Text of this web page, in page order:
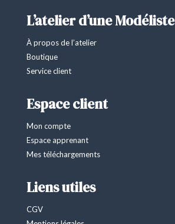
L’atelier d’une Modéliste
À propos de l’atelier
Boutique
Service client
Espace client
Mon compte
Espace apprenant
Mes téléchargements
Liens utiles
CGV